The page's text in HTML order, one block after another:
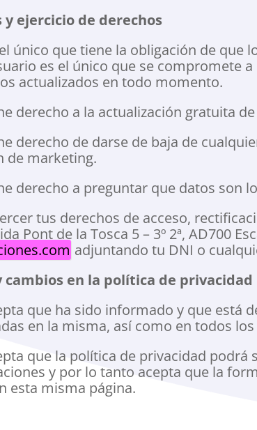
y ejercicio de derechos
único que tiene la obligación de que
es el único que se compromete
actualizados en todo momento.
derecho a la actualización gratuita
derecho de darse de baja de
de marketing.
derecho a preguntar que datos son
tus derechos de acceso,
Pont de la Tosca 5 – 3º 2ª, AD700
adjuntando tu DNI o
cambios en la política de privacidad
que ha sido informado y que está
en la misma, así como en todos
que la política de privacidad
y por lo tanto acepta que la
esta misma página.